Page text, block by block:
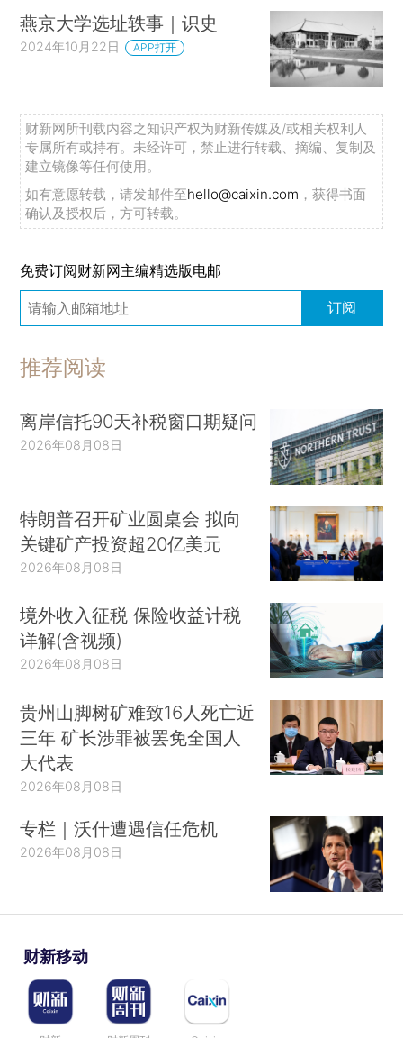
燕京大学选址轶事｜识史
2024年10月22日 APP打开
财新网所刊载内容之知识产权为财新传媒及/或相关权利人
专属所有或持有。未经许可，禁止进行转载、摘编、复制及
建立镜像等任何使用。
如有意愿转载，请发邮件至hello@caixin.com ，获得书面
确认及授权后，方可转载。
免费订阅财新网主编精选版电邮
订阅
推荐阅读
离岸信托90天补税窗口期疑问
2026年08月08日
特朗普召开矿业圆桌会 拟向
关键矿产投资超20亿美元
2026年08月08日
境外收入征税 保险收益计税
详解(含视频)
2026年08月08日
贵州山脚树矿难致16人死亡近
三年 矿长涉罪被罢免全国人
大代表
2026年08月08日
专栏｜沃什遭遇信任危机
2026年08月08日
财新移动